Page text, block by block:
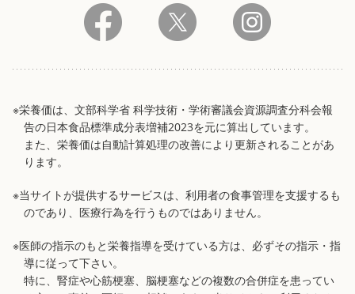
※栄養価は、文部科学省 科学技術・学術審議会資源調査分科会報
告の日本食品標準成分表増補2023を元に算出しています。
また、栄養価は自動計算処理の改善により更新されることがあ
ります。
※当サイトが提供するサービスは、利用者の食事管理を支援するも
のであり、医療行為を行うものではありません。
※医師の指示のもと栄養指導を受けている方は、必ずその指示・指
導に従って下さい。
特に、腎症や心筋梗塞、脳梗塞などの複数の合併症を患ってい